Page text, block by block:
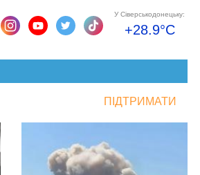
У Сіверськодонецьку:
+28.9°C
ПІДТРИМАТИ